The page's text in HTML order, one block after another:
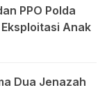
PPO Polda
Anak
Dua Jenazah